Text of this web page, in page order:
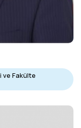
ve Fakülte